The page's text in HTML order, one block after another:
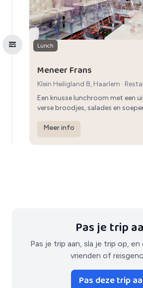
Lunch
Meneer Frans
Klein Heiligland 8, Haarlem ·
Een knusse lunchroom met een
verse broodjes, salades en
Meer info
Pas je trip
Pas je trip aan, sla je trip op,
vrienden of
Pas deze trip